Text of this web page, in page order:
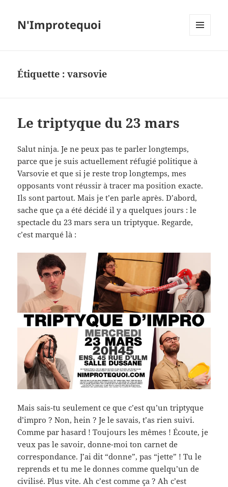
N'Improtequoi
Étiquette :varsovie
Le triptyque du 23 mars
Salut ninja. Je ne peux pas te parler longtemps,
parce que je suis actuellement réfugié politique à
Varsovie et que si je reste trop longtemps, mes
opposants vont réussir à tracer ma position exacte.
Ils sont partout. Mais je t’en parle après. D’abord,
sache que ça a été décidé il y a quelques jours : le
spectacle du 23 mars sera un triptyque. Regarde,
c’est marqué là :
Mais sais-tu seulement ce que c’est qu’un triptyque
d’impro ? Non, hein ? Je le savais, t’as rien suivi.
Comme par hasard ! Toujours les mêmes ! Écoute, je
veux pas le savoir, donne-moi ton carnet de
correspondance. J’ai dit “donne”, pas “jette” ! Tu le
reprends et tu me le donnes comme quelqu’un de
civilisé. Plus vite. Ah c’est comme ça ? Ah c’est